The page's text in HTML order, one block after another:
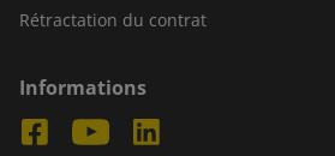
Rétractation du contrat
Informations